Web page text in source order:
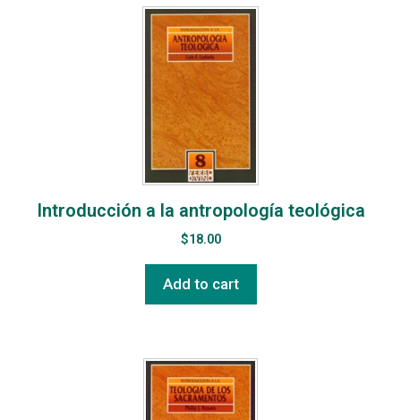
Introducción a la antropología teológica
$18.00
Add to cart